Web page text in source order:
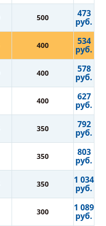
500 473
руб.
400 534
руб.
400 578
руб.
400 627
руб.
350 792
руб.
350 803
руб.
350 1 034
руб.
300 1 089
руб.